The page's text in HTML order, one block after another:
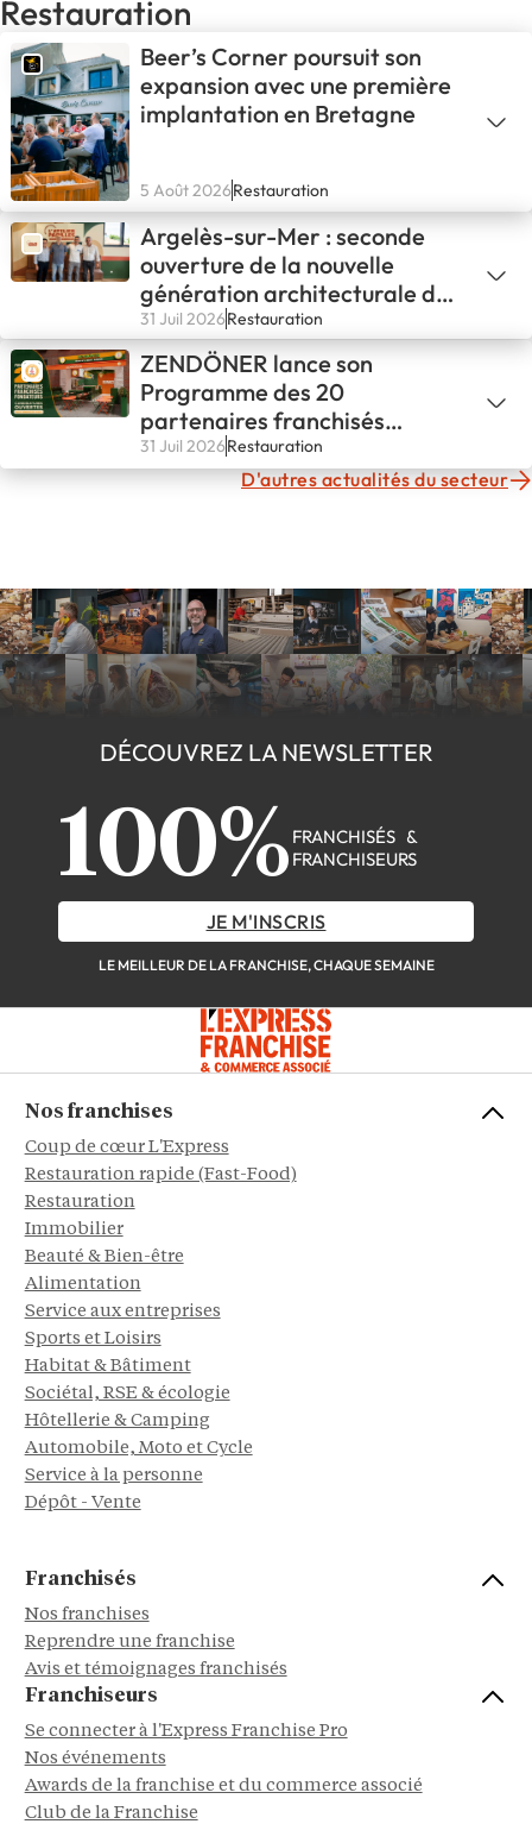
Restauration
Beer’s Corner poursuit son
expansion avec une première
implantation en Bretagne
5 Août 2026Restauration
Argelès-sur-Mer : seconde
ouverture de la nouvelle
génération architecturale de
L'ATELIER PAPILLES !
31 Juil 2026Restauration
ZENDÖNER lance son
Programme des 20
partenaires franchisés
fondateurs
31 Juil 2026Restauration
D'autres actualités du secteur
DÉCOUVREZ LA NEWSLETTER
100% FRANCHISÉS &
FRANCHISEURS
JE M'INSCRIS
LE MEILLEUR DE LA FRANCHISE, CHAQUE SEMAINE
Nos franchises
Coup de cœur L'Express
Restauration rapide (Fast-Food)
Restauration
Immobilier
Beauté & Bien-être
Alimentation
Service aux entreprises
Sports et Loisirs
Habitat & Bâtiment
Sociétal, RSE & écologie
Hôtellerie & Camping
Automobile, Moto et Cycle
Service à la personne
Dépôt - Vente
Franchisés
Nos franchises
Reprendre une franchise
Avis et témoignages franchisés
Franchiseurs
Se connecter à l'Express Franchise Pro
Nos événements
Awards de la franchise et du commerce associé
Club de la Franchise